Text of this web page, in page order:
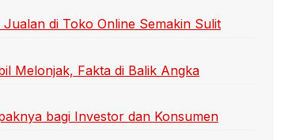
di Toko Online Semakin Sulit
Melonjak, Fakta di Balik Angka
bagi Investor dan Konsumen